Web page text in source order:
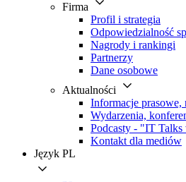
Firma
Profil i strategia
Odpowiedzialność
Nagrody i rankingi
Partnerzy
Dane osobowe
Aktualności
Informacje prasowe,
Wydarzenia,
Podcasty - "IT
Kontakt dla mediów
Język PL